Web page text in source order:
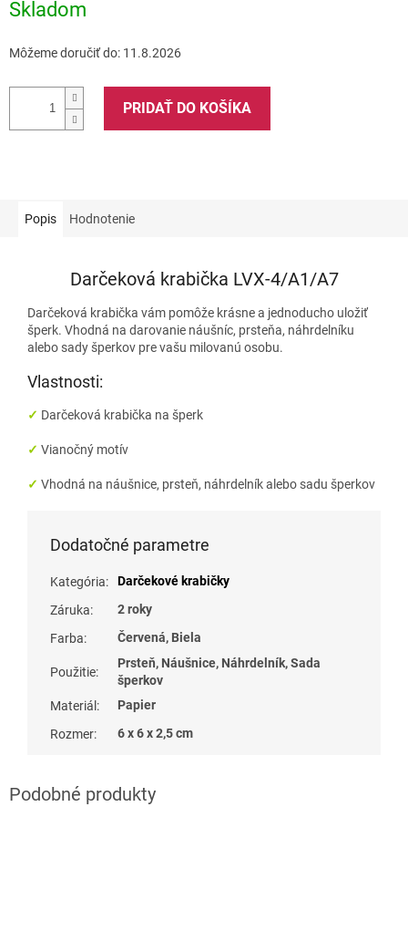
Skladom
Môžeme doručiť do: 11.8.2026
PRIDAŤ DO KOŠÍKA
Popis Hodnotenie
Darčeková krabička LVX-4/A1/A7
Darčeková krabička vám pomôže krásne a jednoducho uložiť
šperk. Vhodná na darovanie náušníc, prsteňa, náhrdelníku
alebo sady šperkov pre vašu milovanú osobu.
Vlastnosti:
✓ Darčeková krabička na šperk
✓ Vianočný motív
✓ Vhodná na náušnice, prsteň, náhrdelník alebo sadu šperkov
Dodatočné parametre
Kategória:
Darčekové krabičky
Záruka:
2 roky
Farba: Červená, Biela
Použitie:
Prsteň, Náušnice, Náhrdelník, Sada
šperkov
Materiál :
Papier
Rozmer: 6 x 6 x 2,5 cm